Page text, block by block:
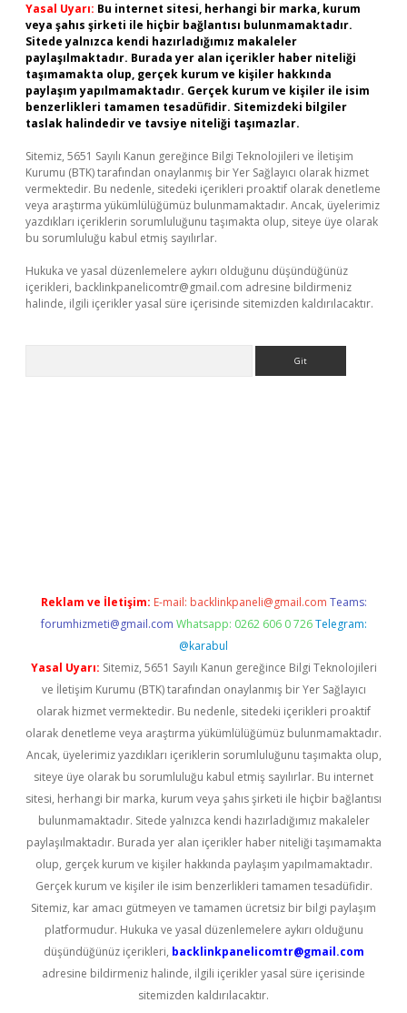
Yasal Uyarı: Bu internet sitesi, herhangi bir marka, kurum
veya şahıs şirketi ile hiçbir bağlantısı bulunmamaktadır.
Sitede yalnızca kendi hazırladığımız makaleler
paylaşılmaktadır. Burada yer alan içerikler haber niteliği
taşımamakta olup, gerçek kurum ve kişiler hakkında
paylaşım yapılmamaktadır. Gerçek kurum ve kişiler ile isim
benzerlikleri tamamen tesadüfidir. Sitemizdeki bilgiler
taslak halindedir ve tavsiye niteliği taşımazlar.
Sitemiz, 5651 Sayılı Kanun gereğince Bilgi Teknolojileri ve İletişim
Kurumu (BTK) tarafından onaylanmış bir Yer Sağlayıcı olarak hizmet
vermektedir. Bu nedenle, sitedeki içerikleri proaktif olarak denetleme
veya araştırma yükümlülüğümüz bulunmamaktadır. Ancak, üyelerimiz
yazdıkları içeriklerin sorumluluğunu taşımakta olup, siteye üye olarak
bu sorumluluğu kabul etmiş sayılırlar.
Hukuka ve yasal düzenlemelere aykırı olduğunu düşündüğünüz
içerikleri, backlinkpanelicomtr@gmail.com adresine bildirmeniz
halinde, ilgili içerikler yasal süre içerisinde sitemizden kaldırılacaktır.
Reklam ve İletişim: E-mail: backlinkpaneli@gmail.com Teams:
forumhizmeti@gmail.com Whatsapp: 0262 606 0 726 Telegram:
@karabul
Yasal Uyarı: Sitemiz, 5651 Sayılı Kanun gereğince Bilgi Teknolojileri
ve İletişim Kurumu (BTK) tarafından onaylanmış bir Yer Sağlayıcı
olarak hizmet vermektedir. Bu nedenle, sitedeki içerikleri proaktif
olarak denetleme veya araştırma yükümlülüğümüz bulunmamaktadır.
Ancak, üyelerimiz yazdıkları içeriklerin sorumluluğunu taşımakta olup,
siteye üye olarak bu sorumluluğu kabul etmiş sayılırlar. Bu internet
sitesi, herhangi bir marka, kurum veya şahıs şirketi ile hiçbir bağlantısı
bulunmamaktadır. Sitede yalnızca kendi hazırladığımız makaleler
paylaşılmaktadır. Burada yer alan içerikler haber niteliği taşımamakta
olup, gerçek kurum ve kişiler hakkında paylaşım yapılmamaktadır.
Gerçek kurum ve kişiler ile isim benzerlikleri tamamen tesadüfidir.
Sitemiz, kar amacı gütmeyen ve tamamen ücretsiz bir bilgi paylaşım
platformudur. Hukuka ve yasal düzenlemelere aykırı olduğunu
düşündüğünüz içerikleri, backlinkpanelicomtr@gmail.com
adresine bildirmeniz halinde, ilgili içerikler yasal süre içerisinde
sitemizden kaldırılacaktır.